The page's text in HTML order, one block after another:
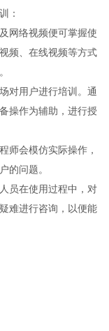
：
网络视频便可掌握使
频、在线视频等方式
用户进行培训。通
操作为辅助，进行授
会模仿实际操作，
的问题。
员在使用过程中，对
难进行咨询，以便能